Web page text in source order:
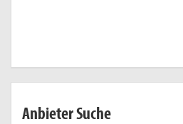
Anbieter Suche